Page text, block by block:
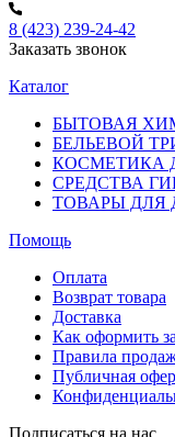
8 (423) 239-24-42
Заказать звонок
Каталог
БЫТОВАЯ
БЕЛЬЕВОЙ
КОСМЕТИКА
СРЕДСТВА
ТОВАРЫ ДЛЯ
Помощь
Оплата
Возврат товара
Доставка
Как оформить
Правила
Публичная
Подписаться на нас